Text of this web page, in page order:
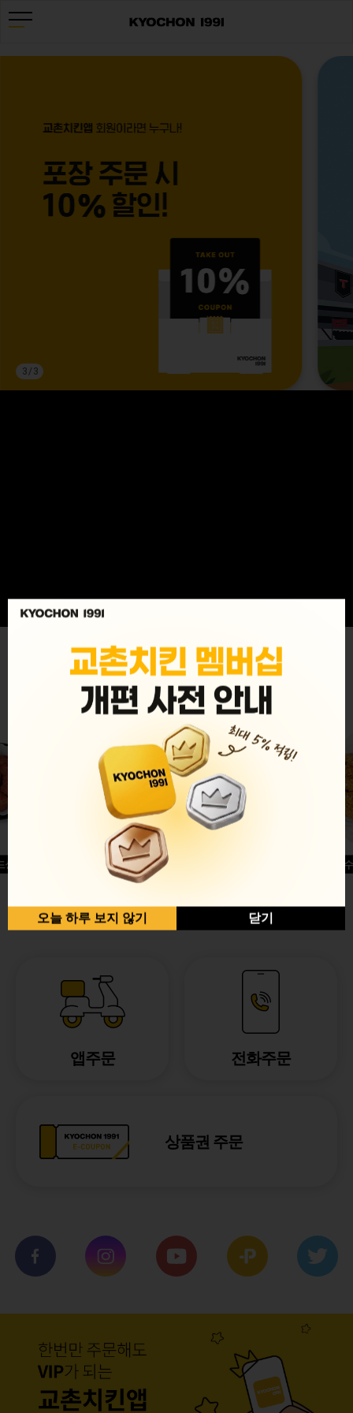
3/ 3
MENU
글윙
반반순살[레드+허니]
허니옥
앱주문 전화주문
상품권 주문
오늘 하루 보지 않기 닫기